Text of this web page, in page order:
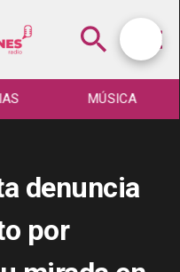
MÚSICA
denuncia
por